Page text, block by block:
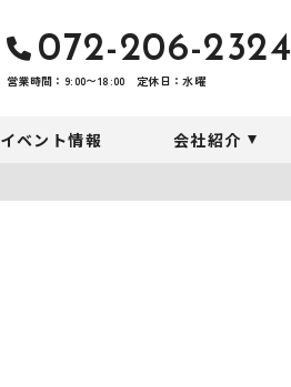
072-206-2324
営業時間：9:00〜18:00 定休日：水曜
イベント情報 会社紹介